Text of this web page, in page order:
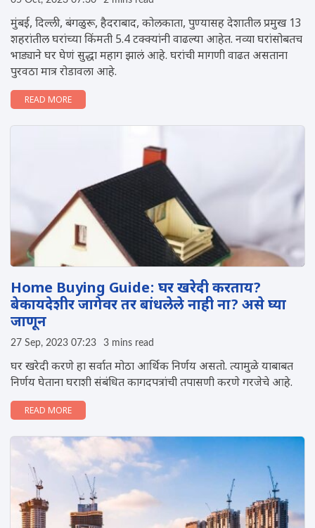
मुंबई, दिल्ली, बंगळुरू, हैदराबाद, कोलकाता, पुण्यासह देशातील प्रमुख 13
शहरांतील घरांच्या किंमती 5.4 टक्क्यांनी वाढल्या आहेत. नव्या घरांसोबतच
भाड्याने घर घेणं सुद्धा महाग झालं आहे. घरांची मागणी वाढत असताना
पुरवठा मात्र रोडावला आहे.
READ MORE
Home Buying Guide: घर खरेदी करताय?
बेकायदेशीर जागेवर तर बांधलेले नाही ना? असे घ्या
जाणून
27 Sep, 2023 07:23 3 mins read
घर खरेदी करणे हा सर्वात मोठा आर्थिक निर्णय असतो. त्यामुळे याबाबत
निर्णय घेताना घराशी संबंधित कागदपत्रांची तपासणी करणे गरजेचे आहे.
READ MORE